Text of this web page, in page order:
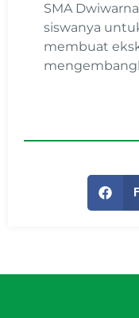
SMA
siswanya
membuat